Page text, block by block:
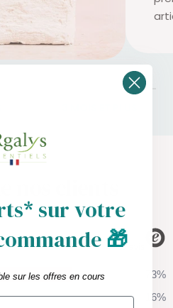
sur votre
🎁
sur les offres en cours